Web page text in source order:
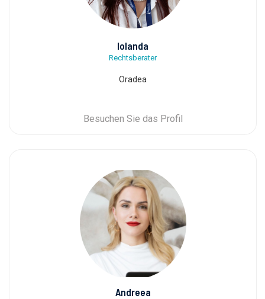
Iolanda
Rechtsberater
Oradea
Besuchen Sie das Profil
Andreea